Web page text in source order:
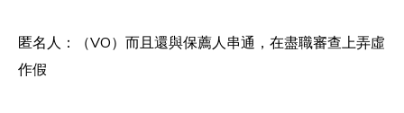
匿名人：（VO）而且還與保薦人串通，在盡職審查上弄虛
作假